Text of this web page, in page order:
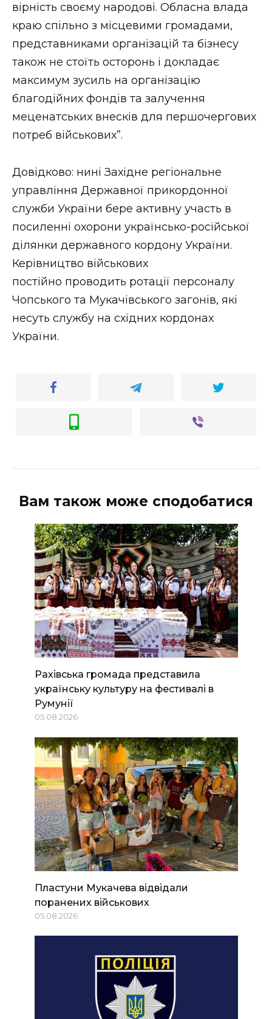
вірність своєму народові. Обласна влада
краю спільно з місцевими громадами,
представниками організацій та бізнесу
також не стоїть осторонь і докладає
максимум зусиль на організацію
благодійних фондів та залучення
меценатських внесків для першочергових
потреб військових”.
Довідково: нині Західне регіональне
управління Державної прикордонної
служби України бере активну участь в
посиленні охорони українсько-російської
ділянки державного кордону України.
Керівництво військових
постійно проводить ротації персоналу
Чопського та Мукачівського загонів, які
несуть службу на східних кордонах
України.
Вам також може сподобатися
Рахівська громада представила
українську культуру на фестивалі в
Румунії
05.08.2026
Пластуни Мукачева відвідали
поранених військових
05.08.2026